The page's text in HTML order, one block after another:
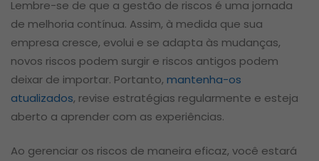
Lembre-se de que a gestão de riscos é uma jornada
de melhoria contínua. Assim, à medida que sua
empresa cresce, evolui e se adapta às mudanças,
novos riscos podem surgir e riscos antigos podem
deixar de importar. Portanto, mantenha-os
atualizados, revise estratégias regularmente e esteja
aberto a aprender com as experiências.
Ao gerenciar os riscos de maneira eficaz, você estará